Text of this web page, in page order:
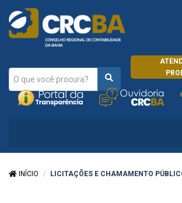
INÍCIO LICITAÇÕES E CHAMAMENTO